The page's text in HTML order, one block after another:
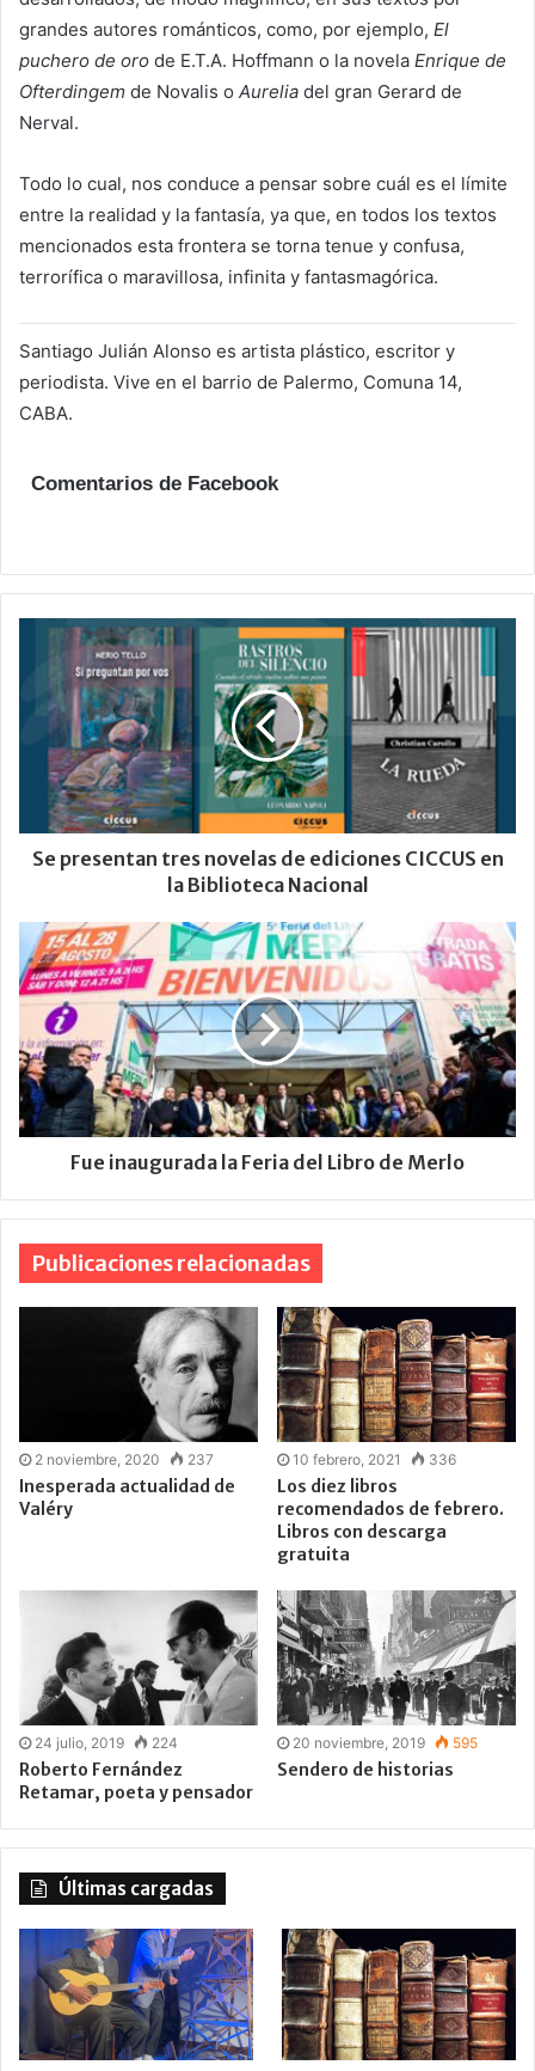
grandes autores románticos, como, por ejemplo, El
puchero de oro de E.T.A. Hoffmann o la novela Enrique de
Ofterdingem de Novalis o Aurelia del gran Gerard de
Nerval.
Todo lo cual, nos conduce a pensar sobre cuál es el límite
entre la realidad y la fantasía, ya que, en todos los textos
mencionados esta frontera se torna tenue y confusa,
terrorífica o maravillosa, infinita y fantasmagórica.
Santiago Julián Alonso es artista plástico, escritor y
periodista. Vive en el barrio de Palermo, Comuna 14,
CABA.
Comentarios de Facebook
Se presentan tres novelas de ediciones CICCUS en
la Biblioteca Nacional
Fue inaugurada la Feria del Libro de Merlo
Publicaciones relacionadas
2 noviembre, 2020 237
Inesperada actualidad de
Valéry
10 febrero, 2021 336
Los diez libros
recomendados de febrero.
Libros con descarga
gratuita
24 julio, 2019 224
Roberto Fernández
Retamar, poeta y pensador
20 noviembre, 2019 595
Sendero de historias
Últimas cargadas